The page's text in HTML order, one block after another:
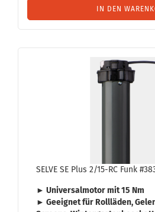
IN DEN
SELVE SE Plus 2/15-RC Funk
► Uni­ver­sal­mo­tor mit15 Nm
► Ge­eig­net für Roll­lä­den,